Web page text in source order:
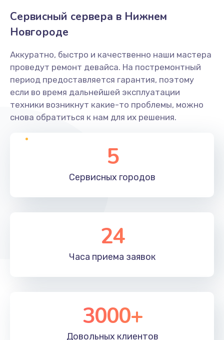
Сервисный сервера в Нижнем
Новгороде
Аккуратно, быстро и качественно наши мастера
проведут ремонт девайса. На постремонтный
период предоставляется гарантия, поэтому
если во время дальнейшей эксплуатации
техники возникнут какие-то проблемы, можно
снова обратиться к нам для их решения.
5
Сервисных городов
24
Часа приема заявок
3000+
Довольных клиентов